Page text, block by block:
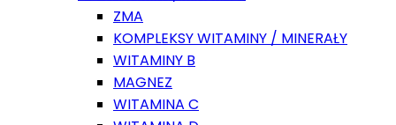
ZMA
KOMPLEKSY WITAMINY / MINERAŁY
WITAMINY B
MAGNEZ
WITAMINA C